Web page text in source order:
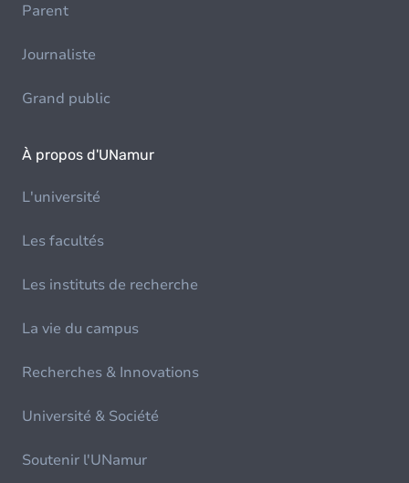
Parent
Journaliste
Grand public
À propos d'UNamur
L'université
Les facultés
Les instituts de recherche
La vie du campus
Recherches & Innovations
Université & Société
Soutenir l'UNamur